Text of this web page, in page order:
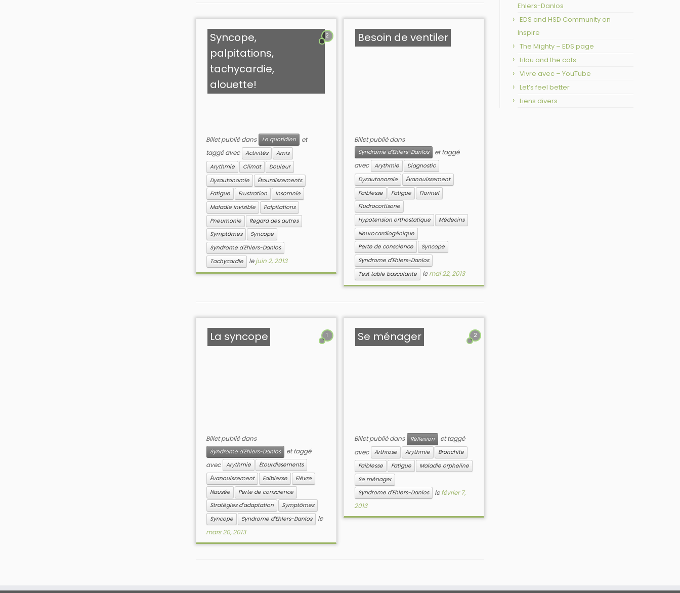
2
Syncope,
palpitations,
tachycardie,
alouette!
Billet publié dans Le quotidien
et
taggé avec
Activités
Amis
Arythmie
Climat
Douleur
Dysautonomie
Étourdissements
Fatigue
Frustration
Insomnie
Maladie invisible
Palpitations
Pneumonie
Regard des autres
Symptômes
Syncope
Syndrome d'Ehlers-Danlos
Tachycardie
lejuin 2, 2013
Besoin de ventiler
Billet publié dans
Syndrome d'Ehlers-Danlos
et taggé
avec
Arythmie
Diagnostic
Dysautonomie
Évanouissement
Faiblesse
Fatigue
Florinef
Fludrocortisone
Hypotension orthostatique
Médecins
Neurocardiogénique
Perte de conscience
Syncope
Syndrome d'Ehlers-Danlos
Test table basculante
lemai 22, 2013
1
La syncope
Billet publié dans
Syndrome d'Ehlers-Danlos
et taggé
avec
Arythmie
Étourdissements
Évanouissement
Faiblesse
Fièvre
Nausée
Perte de conscience
Stratégies d'adaptation
Symptômes
Syncope
Syndrome d'Ehlers-Danlos
le
mars 20, 2013
2
Se ménager
Billet publié dans Réflexion
et taggé
avec
Arthrose Arythmie
Bronchite
Faiblesse
Fatigue
Maladie orpheline
Se ménager
Syndrome d'Ehlers-Danlos
lefévrier 7,
2013
Ehlers-Danlos
EDS and HSD Community on
Inspire
The Mighty – EDS page
Lilou and the cats
Vivre avec – YouTube
Let’s feel better
Liens divers